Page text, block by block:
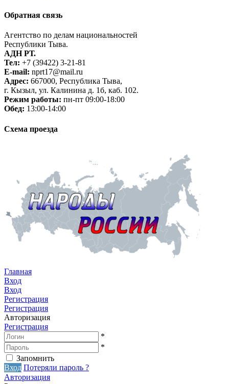
Обратная связь
Агентство по делам национальностей
Республики Тыва.
АДН РТ.
Тел: +7 (39422) 3-21-81
E-mail: nprt17@mail.ru
Адрес: 667000, Республика Тыва,
г. Кызыл, ул. Калинина д. 1б, каб. 102.
Режим работы: пн-пт 09:00-18:00
Обед: 13:00-14:00
Схема проезда
Главная
Вход
Вход
Регистрация
Регистрация
Авторизация
Регистрация
*
*
Запомнить
Вход Потеряли пароль ?
Авторизация